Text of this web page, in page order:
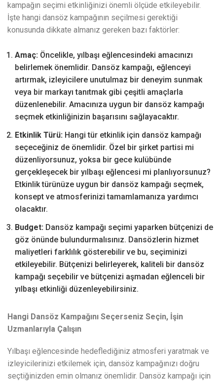
kampağın seçimi etkinliğinizi önemli ölçüde etkileyebilir.
İşte hangi dansöz kampağının seçilmesi gerektiği
konusunda dikkate almanız gereken bazı faktörler:
Amaç: Öncelikle, yılbaşı eğlencesindeki amacınızı
belirlemek önemlidir. Dansöz kampağı, eğlenceyi
artırmak, izleyicilere unutulmaz bir deneyim sunmak
veya bir markayı tanıtmak gibi çeşitli amaçlarla
düzenlenebilir. Amacınıza uygun bir dansöz kampağı
seçmek etkinliğinizin başarısını sağlayacaktır.
Etkinlik Türü: Hangi tür etkinlik için dansöz kampağı
seçeceğiniz de önemlidir. Özel bir şirket partisi mi
düzenliyorsunuz, yoksa bir gece kulübünde
gerçekleşecek bir yılbaşı eğlencesi mi planlıyorsunuz?
Etkinlik türünüze uygun bir dansöz kampağı seçmek,
konsept ve atmosferinizi tamamlamanıza yardımcı
olacaktır.
Budget: Dansöz kampağı seçimi yaparken bütçenizi de
göz önünde bulundurmalısınız. Dansözlerin hizmet
maliyetleri farklılık gösterebilir ve bu, seçiminizi
etkileyebilir. Bütçenizi belirleyerek, kaliteli bir dansöz
kampağı seçebilir ve bütçenizi aşmadan eğlenceli bir
yılbaşı etkinliği düzenleyebilirsiniz.
Hangi Dansöz Kampağını Seçerseniz Seçin, İşin
Uzmanlarıyla Çalışın
Yılbaşı eğlencesinde hedeflediğiniz atmosferi yaratmak ve
izleyicilerinizi etkilemek için, dansöz kampağınızı doğru
seçtiğinizden emin olmanız önemlidir. Dansöz kampağı için